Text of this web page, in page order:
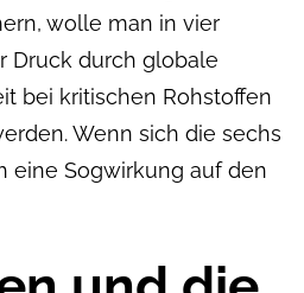
wolle man in vier
Druck durch globale
bei kritischen Rohstoffen
Wenn sich die sechs
eine Sogwirkung auf den